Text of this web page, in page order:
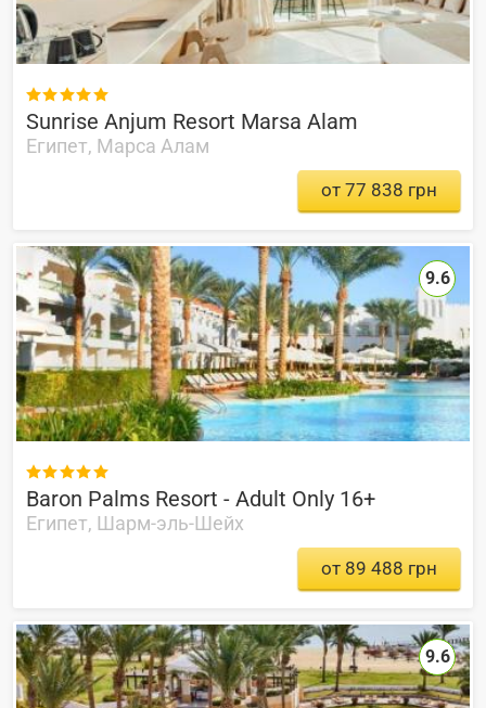

Sunrise Anjum Resort Marsa Alam
Египет, Марса Алам
от 77 838 грн

Baron Palms Resort - Adult Only 16+
Египет, Шарм-эль-Шейх
9.6
от 89 488 грн
9.6